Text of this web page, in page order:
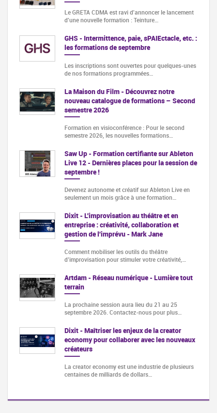
Le GRETA CDMA est ravi d'annoncer le lancement
d'une nouvelle formation : Teinture…
GHS - Intermittence, paie, sPAIEctacle, etc. :
les formations de septembre
Les inscriptions sont ouvertes pour quelques-unes
de nos formations programmées…
La Maison du Film - Découvrez notre
nouveau catalogue de formations – Second
semestre 2026
Formation en visioconférence : Pour le second
semestre 2026, les nouvelles formations…
Saw Up - Formation certifiante sur Ableton
Live 12 - Dernières places pour la session de
septembre !
Devenez autonome et créatif sur Ableton Live en
seulement un mois grâce à une formation…
Dixit - L'improvisation au théâtre et en
entreprise : créativité, collaboration et
gestion de l'imprévu - Mark Jane
Comment mobiliser les outils du théâtre
d’improvisation pour stimuler votre créativité,…
Artdam - Réseau numérique - Lumière tout
terrain
La prochaine session aura lieu du 21 au 25
septembre 2026. Contactez-nous pour plus…
Dixit - Maîtriser les enjeux de la creator
economy pour collaborer avec les nouveaux
créateurs
La creator economy est une industrie de plusieurs
centaines de milliards de dollars…